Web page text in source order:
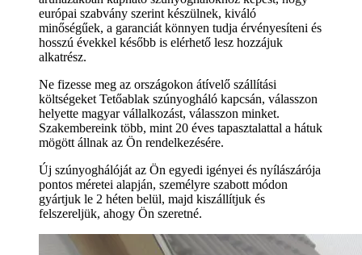
európai szabvány szerint készülnek, kiváló
minőségűek, a garanciát könnyen tudja érvényesíteni és
hosszú évekkel később is elérhető lesz hozzájuk
alkatrész.
Ne fizesse meg az országokon átívelő szállítási
költségeket Tetőablak szúnyogháló kapcsán, válasszon
helyette magyar vállalkozást, válasszon minket.
Szakembereink több, mint 20 éves tapasztalattal a hátuk
mögött állnak az Ön rendelkezésére.
Új szúnyoghálóját az Ön egyedi igényei és nyílászárója
pontos méretei alapján, személyre szabott módon
gyártjuk le 2 héten belül, majd kiszállítjuk és
felszereljük, ahogy Ön szeretné.